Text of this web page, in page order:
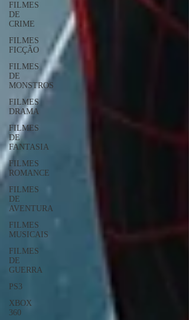
FILMES
DE
CRIME
FILMES
FICÇÃO
FILMES
DE
MONSTROS
FILMES
DRAMA
FILMES
DE
FANTASIA
FILMES
ROMANCE
FILMES
DE
AVENTURA
FILMES
MUSICAIS
FILMES
DE
GUERRA
PS3
XBOX
360